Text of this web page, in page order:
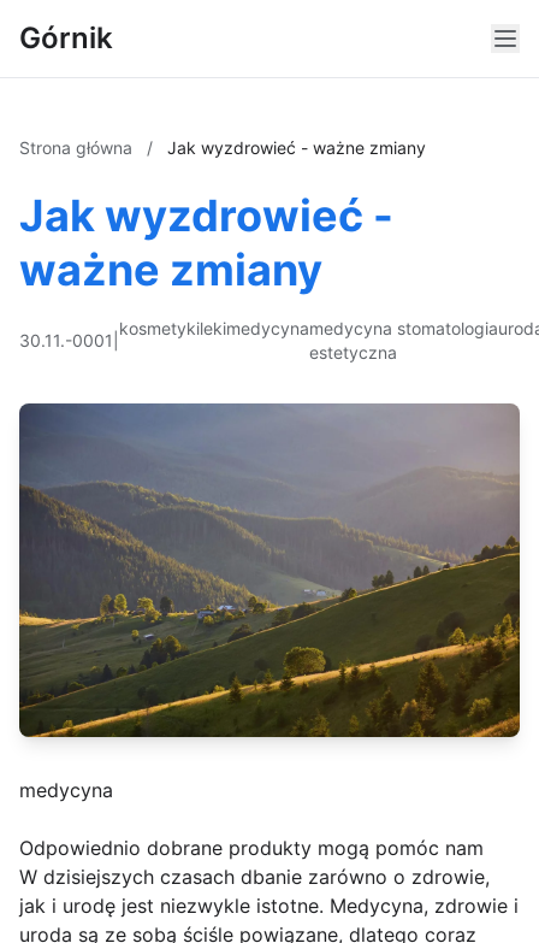
Górnik
Strona główna / Jak wyzdrowieć - ważne zmiany
Jak wyzdrowieć -
ważne zmiany
30.11.-0001
kosmetykilekimedycynamedycyna
estetyczna
stomatologia
medycyna
Odpowiednio dobrane produkty mogą pomóc nam
W dzisiejszych czasach dbanie zarówno o zdrowie,
jak i urodę jest niezwykle istotne. Medycyna, zdrowie i
uroda są ze sobą ściśle powiązane, dlatego coraz